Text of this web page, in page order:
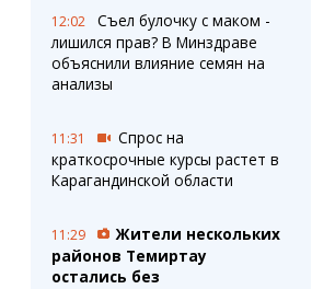
12:02
Съел булочку с маком -
лишился прав? В Минздраве
объяснили влияние семян на
анализы
11:31
Спрос на
краткосрочные курсы растет в
Карагандинской области
11:29
Жители нескольких
районов Темиртау
остались без